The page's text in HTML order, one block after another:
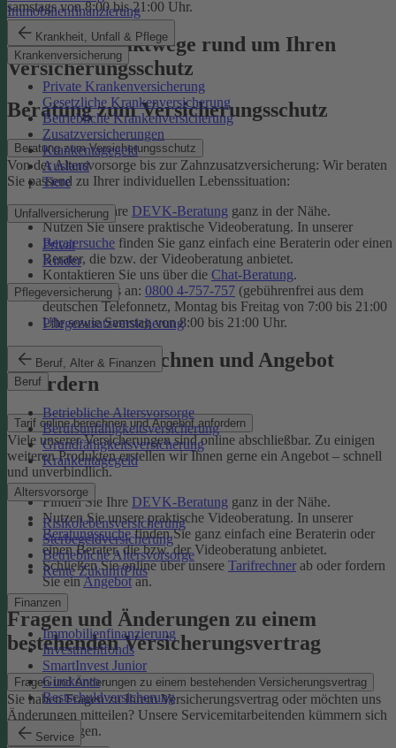
Immobilienfinanzierung
Krankheit, Unfall & Pflege
Krankenversicherung
Private Krankenversicherung
Gesetzliche Krankenversicherung
Betriebliche Krankenversicherung
Zusatzversicherungen
Krankentagegeld
Ausland
Tiere
Unfallversicherung
Privat
Kinder
Pflegeversicherung
Pflegezusatzversicherung
Beruf, Alter & Finanzen
Beruf
Betriebliche Altersvorsorge
Berufsunfähigkeitsversicherung
Grundfähigkeitsversicherung
Krankentagegeld
Altersvorsorge
Risikolebensversicherung
Sterbegeldversicherung
Betriebliche Altersvorsorge
Rente ZukunftPlus
Finanzen
Immobilienfinanzierung
Investmentfonds
SmartInvest Junior
Girokonto
Restschuldversicherung
Service
samstags von 8:00 bis 21:00 Uhr.
Unsere Kontaktwege rund um Ihren
Versicherungsschutz
Beratung zum Versicherungsschutz
Beratung zum Versicherungsschutz
Von der Altersvorsorge bis zur Zahnzusatzversicherung: Wir beraten
Sie passend zu Ihrer individuellen Lebenssituation:
Finden Sie Ihre DEVK-Beratung ganz in der Nähe.
Nutzen Sie unsere praktische Videoberatung. In unserer
Beratersuche finden Sie ganz einfach eine Beraterin oder einen
Berater, die bzw. der Videoberatung anbietet.
Kontaktieren Sie uns über die Chat-Beratung.
Rufen Sie uns an: 0800 4-757-757 (gebührenfrei aus dem
deutschen Telefonnetz, Montag bis Freitag von 7:00 bis 21:00
Uhr sowie Samstag von 8:00 bis 21:00 Uhr.
Tarif online berechnen und Angebot
anfordern
Tarif online berechnen und Angebot anfordern
Viele unserer Versicherungen sind online abschließbar. Zu einigen
weiteren Produkten erstellen wir Ihnen gerne ein Angebot – schnell
und unverbindlich.
Finden Sie Ihre DEVK-Beratung ganz in der Nähe.
Nutzen Sie unsere praktische Videoberatung. In unserer
Beratungssuchefinden Sie ganz einfach eine Beraterin oder
einen Berater, die bzw. der Videoberatung anbietet.
Schließen Sie online über unsere Tarifrechner ab oder fordern
Sie einAngebotan.
Fragen und Änderungen zu einem
bestehenden Versicherungsvertrag
Fragen und Änderungen zu einem bestehenden Versicherungsvertrag
Sie haben Fragen zu Ihrem Versicherungsvertrag oder möchten uns
Änderungen mitteilen? Unsere Servicemitarbeitenden kümmern sich
um Ihr Anliegen.